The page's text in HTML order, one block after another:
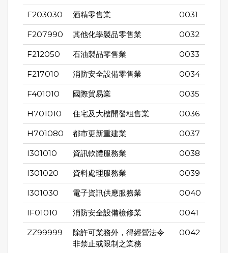
F203030 酒精零售業 0031
F207990 其他化學製品零售業 0032
F212050 石油製品零售業 0033
F217010 消防安全設備零售業 0034
F401010 國際貿易業 0035
H701010 住宅及大樓開發租售業 0036
H701080 都市更新重建業 0037
I301010 資訊軟體服務業 0038
I301020 資料處理服務業 0039
I301030 電子資訊供應服務業 0040
IF01010 消防安全設備檢修業 0041
ZZ99999
除許可業務外，得經營法令
非禁止或限制之業務
0042